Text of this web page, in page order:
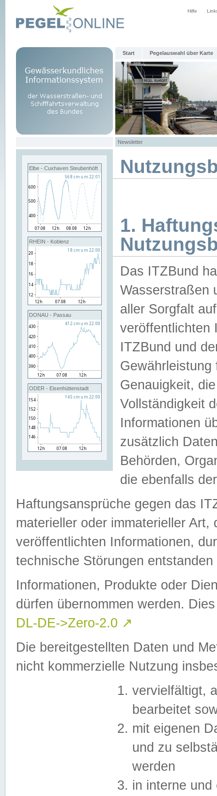
Hilfe
Start Pegelauswahl über Karte
Newsletter
Elbe - Cuxhaven Steubenhöft
RHEIN - Koblenz
DONAU - Passau
ODER - Eisenhüttenstadt
1.
Das ITZBund
Wasserstraßen
aller Sorgfalt
veröffentlichten
ITZBund und
Genauigkeit,
Vollständigkeit
Informationen
zusätzlich
Behörden,
die ebenfalls
Haftungsansprüche gegen das
materieller oder immaterieller
veröffentlichten Informationen,
technische Störungen
Informationen, Produkte oder
dürfen übernommen werden.
DL-DE->Zero-2.0 ↗
Die bereitgestellten Daten und
nicht kommerzielle Nutzung
vervielfältigt,
bearbeitet
mit eigenen
und zu
werden
in interne